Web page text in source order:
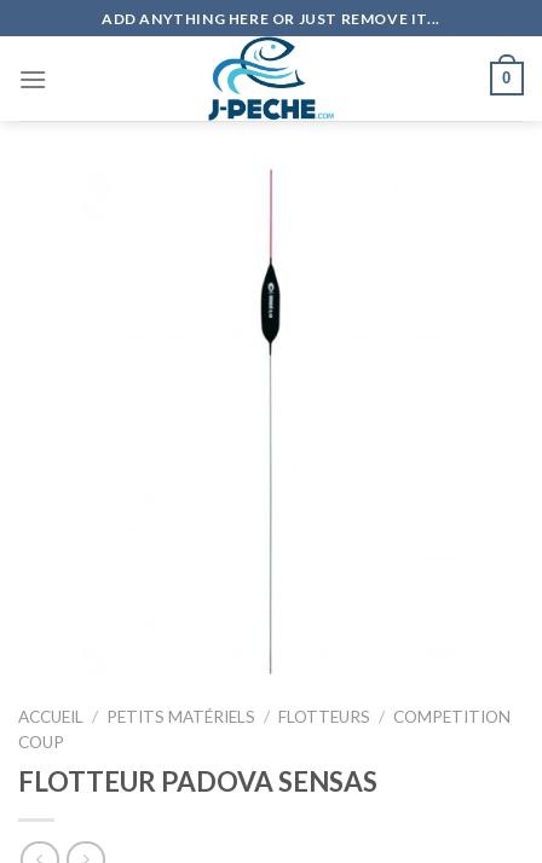
to
content
ADD ANYTHING HERE OR JUST REMOVE IT...
0
ACCUEIL / PETITS MATÉRIELS / FLOTTEURS / COMPETITION
COUP
FLOTTEUR PADOVA SENSAS